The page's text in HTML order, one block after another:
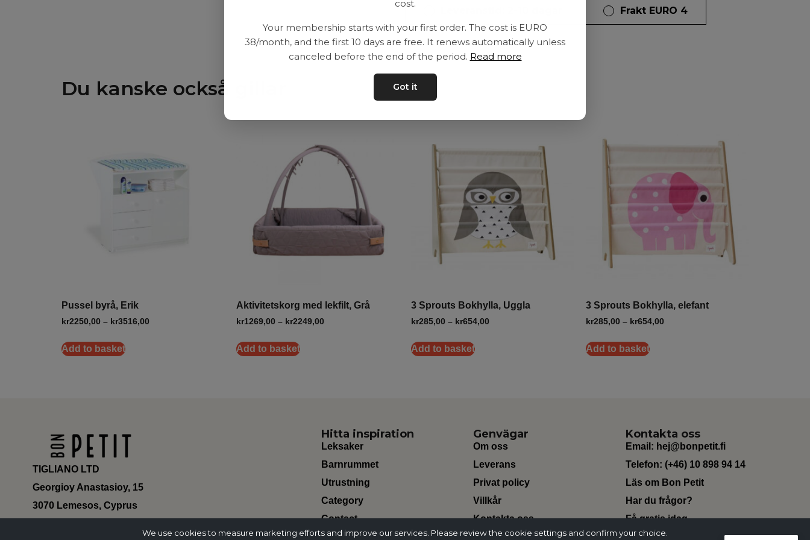
Frakt EURO 4
Du kanske också gillar
Pussel byrå, Erik
kr2250,00 – kr3516,00
Add to basket
Aktivitetskorg med lekfilt, Grå
kr1269,00 – kr2249,00
Add to basket
3 Sprouts Bokhylla, Uggla
kr285,00 – kr654,00
Add to basket
3 Sprouts Bokhylla, elefant
kr285,00 – kr654,00
Add to basket
TIGLIANO LTD
Georgioy Anastasioy, 15
3070 Lemesos, Cyprus
Hitta inspiration
Leksaker
Barnrummet
Utrustning
Category
Contact
Genvägar
Om oss
Leverans
Privat policy
Villkår
Kontakta oss
Kontakta oss
Email: hej@bonpetit.fi
Telefon: (+46) 10 898 94 14
Läs om Bon Petit
Har du frågor?
Få gratis idag
Change Currency
cost.
Your membership starts with your first order. The cost is EURO
38/month, and the first 10 days are free. It renews automatically unless
canceled before the end of the period. Read more
Got it
We use cookies to measure marketing efforts and improve our services. Please review the cookie settings and confirm your choice.